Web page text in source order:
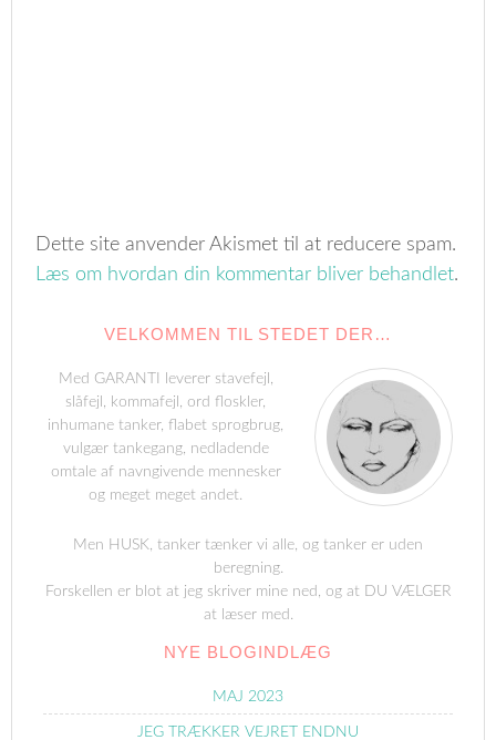
Dette site anvender Akismet til at reducere spam.
Læs om hvordan din kommentar bliver behandlet.
VELKOMMEN TIL STEDET DER…
Med GARANTI leverer stavefejl,
slåfejl, kommafejl, ord floskler,
inhumane tanker, flabet sprogbrug,
vulgær tankegang, nedladende
omtale af navngivende mennesker
og meget meget andet.
Men HUSK, tanker tænker vi alle, og tanker er uden
beregning.
Forskellen er blot at jeg skriver mine ned, og at DU VÆLGER
at læser med.
NYE BLOGINDLÆG
MAJ 2023
JEG TRÆKKER VEJRET ENDNU